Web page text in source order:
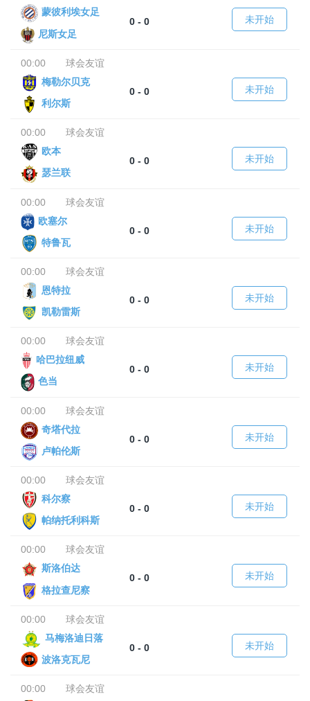
蒙彼利埃女足
0 - 0
尼斯女足
未开始
00:00
球会友谊
梅勒尔贝克
0 - 0
利尔斯
未开始
00:00
球会友谊
欧本
0 - 0
瑟兰联
未开始
00:00
球会友谊
欧塞尔
0 - 0
特鲁瓦
未开始
00:00
球会友谊
恩特拉
0 - 0
凯勒雷斯
未开始
00:00
球会友谊
哈巴拉纽威
0 - 0
色当
未开始
00:00
球会友谊
奇塔代拉
0 - 0
卢帕伦斯
未开始
00:00
球会友谊
科尔察
0 - 0
帕纳托利科斯
未开始
00:00
球会友谊
斯洛伯达
0 - 0
格拉查尼察
未开始
00:00
球会友谊
马梅洛迪日落
0 - 0
波洛克瓦尼
未开始
00:00
球会友谊